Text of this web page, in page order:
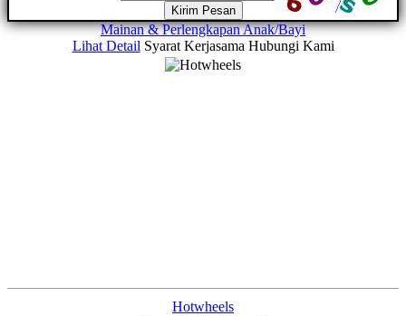
Kirim Pesan
Mainan & Perlengkapan Anak/Bayi
Lihat Detail Syarat Kerjasama Hubungi Kami
Hotwheels